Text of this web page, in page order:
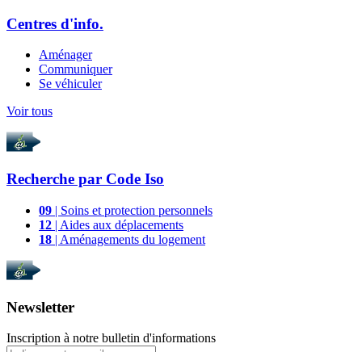
Centres d'info.
Aménager
Communiquer
Se véhiculer
Voir tous
Recherche par Code Iso
09 | Soins et protection personnels
12 | Aides aux déplacements
18 | Aménagements du logement
Newsletter
Inscription à notre bulletin d'informations